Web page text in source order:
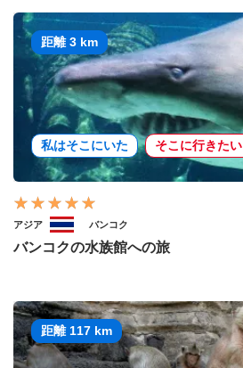
距離 3 km
私はそこにいた そこに行きたい
アジア バンコク
バンコクの水族館への旅
距離 117 km